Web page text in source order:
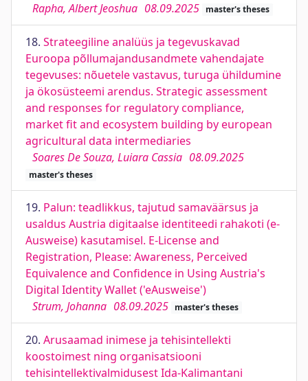
Rapha, Albert Jeoshua 08.09.2025 master's theses
18. Strateegiline analüüs ja tegevuskavad
Euroopa põllumajandusandmete vahendajate
tegevuses: nõuetele vastavus, turuga ühildumine
ja ökosüsteemi arendus. Strategic assessment
and responses for regulatory compliance,
market fit and ecosystem building by european
agricultural data intermediaries
Soares De Souza, Luiara Cassia 08.09.2025
master's theses
19. Palun: teadlikkus, tajutud samaväärsus ja
usaldus Austria digitaalse identiteedi rahakoti (e-
Ausweise) kasutamisel. E-License and
Registration, Please: Awareness, Perceived
Equivalence and Confidence in Using Austria's
Digital Identity Wallet ('eAusweise')
Strum, Johanna 08.09.2025 master's theses
20. Arusaamad inimese ja tehisintellekti
koostoimest ning organisatsiooni
tehisintellektivalmidusest Ida-Kalimantani